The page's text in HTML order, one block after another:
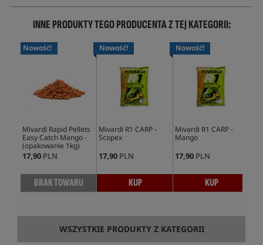
INNE PRODUKTY TEGO PRODUCENTA Z TEJ KATEGORII:
Nowość!
Mivardi Rapid Pellets
Easy Catch Mango -
(opakowanie 1kg)
17,90 PLN
BRAK TOWARU
Nowość!
Mivardi R1 CARP -
Scopex
17,90 PLN
KUP
Nowość!
Mivardi R1 CARP -
Mango
17,90 PLN
KUP
WSZYSTKIE PRODUKTY Z KATEGORII